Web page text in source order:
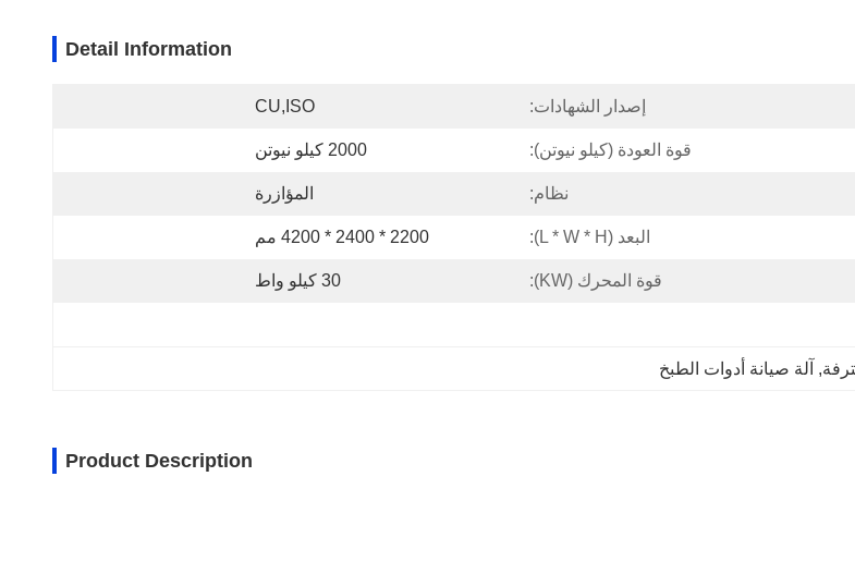
Detail Information
إصدار الشهادات: CU,ISO
قوة العودة (كيلو نيوتن): 2000 كيلو نيوتن
نظام: المؤازرة
البعد (L * W * H): 2200 * 2400 * 4200 مم
قوة المحرك (kW): 30 كيلو واط
, آلة صيانة أدوات الطبخ
Product Description